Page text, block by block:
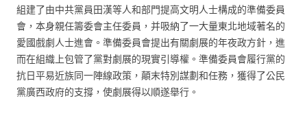
組建了由中共黨員田漢等人和部門提高文明人士構成的準備委員
會，本身親任籌委會主任委員，并吸納了一大量東北地域著名的
愛國戲劇人士進會。準備委員會提出有關劇展的年夜政方針，進
而在組織上包管了黨對劇展的現實引導權。準備委員會履行黨的
抗日平易近族同一陣線政策，顛末特別謀劃和任務，獲得了公民
黨廣西政府的支撐，使劇展得以順遂舉行。